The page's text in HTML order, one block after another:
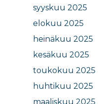
syyskuu 2025
elokuu 2025
heinäkuu 2025
kesäkuu 2025
toukokuu 2025
huhtikuu 2025
maaliskuu 2025